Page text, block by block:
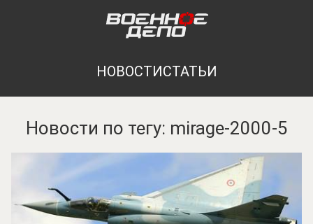
НОВОСТИСТАТЬИ
Новости по тегу: mirage-2000-5